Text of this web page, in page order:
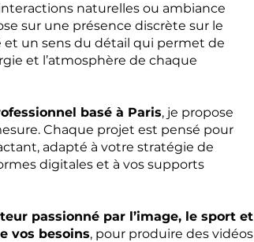
naturelles ou ambiance
sur une présence discrète sur le
un sens du détail qui permet de
et l’atmosphère de chaque
basé à Paris, je propose
Chaque projet est pensé pour
adapté à votre stratégie de
digitales et à vos supports
passionné par l’image, le sport et
vos besoins, pour produire des vidéos